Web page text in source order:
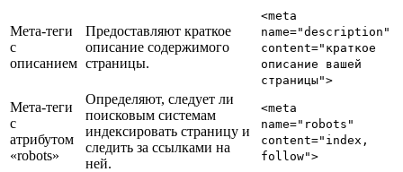
Мета-теги
с
описанием
Предоставляют краткое
описание содержимого
страницы.
<meta
name="description"
content="краткое
описание вашей
страницы">
Мета-теги
с
атрибутом
«robots»
Определяют, следует ли
поисковым системам
индексировать страницу и
следить за ссылками на
ней.
<meta
name="robots"
content="index,
follow">